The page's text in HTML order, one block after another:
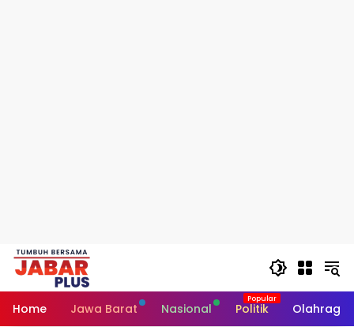
Skip
Home
Jawa Barat Nasional Politik Olahraga